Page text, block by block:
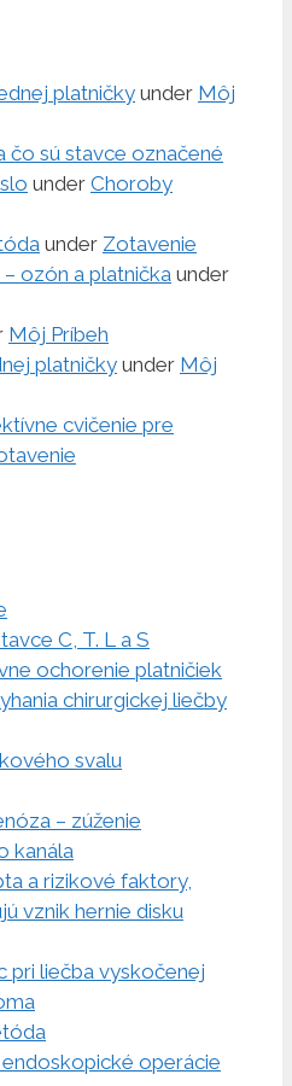
platničky under Môj
čo sú stavce označené
under Choroby
under Zotavenie
ozón a platnička under
Môj Príbeh
platničky under Môj
cvičenie pre
C, T. L a S
ochorenie platničiek
chirurgickej liečby
svalu
– zúženie
kanála
a rizikové faktory,
vznik hernie disku
pri liečba vyskočenej
operácie